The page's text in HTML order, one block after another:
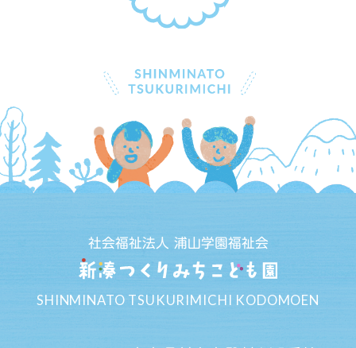
社会福祉法人 浦山学園福祉会
SHINMINATO TSUKURIMICHI KODOMOEN